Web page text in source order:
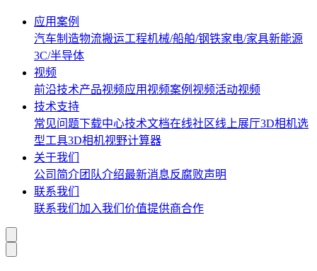
应用案例
汽车制造物流搬运工程机械/船舶/钢铁家电/家具新能源
3C/半导体
视频
前沿技术产品视频应用视频案例视频活动视频
技术支持
常见问题下载中心技术文档在线社区线上展厅3D相机选
型工具3D相机视野计算器
关于我们
公司简介团队介绍最新消息反腐败声明
联系我们
联系我们 加入我们 价值提供商合作